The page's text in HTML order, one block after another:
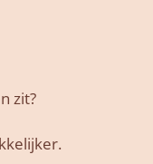
zit?